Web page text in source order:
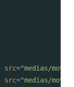
src="medias/
src="medias/